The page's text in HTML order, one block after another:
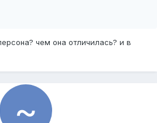
чем она отличилась? и в